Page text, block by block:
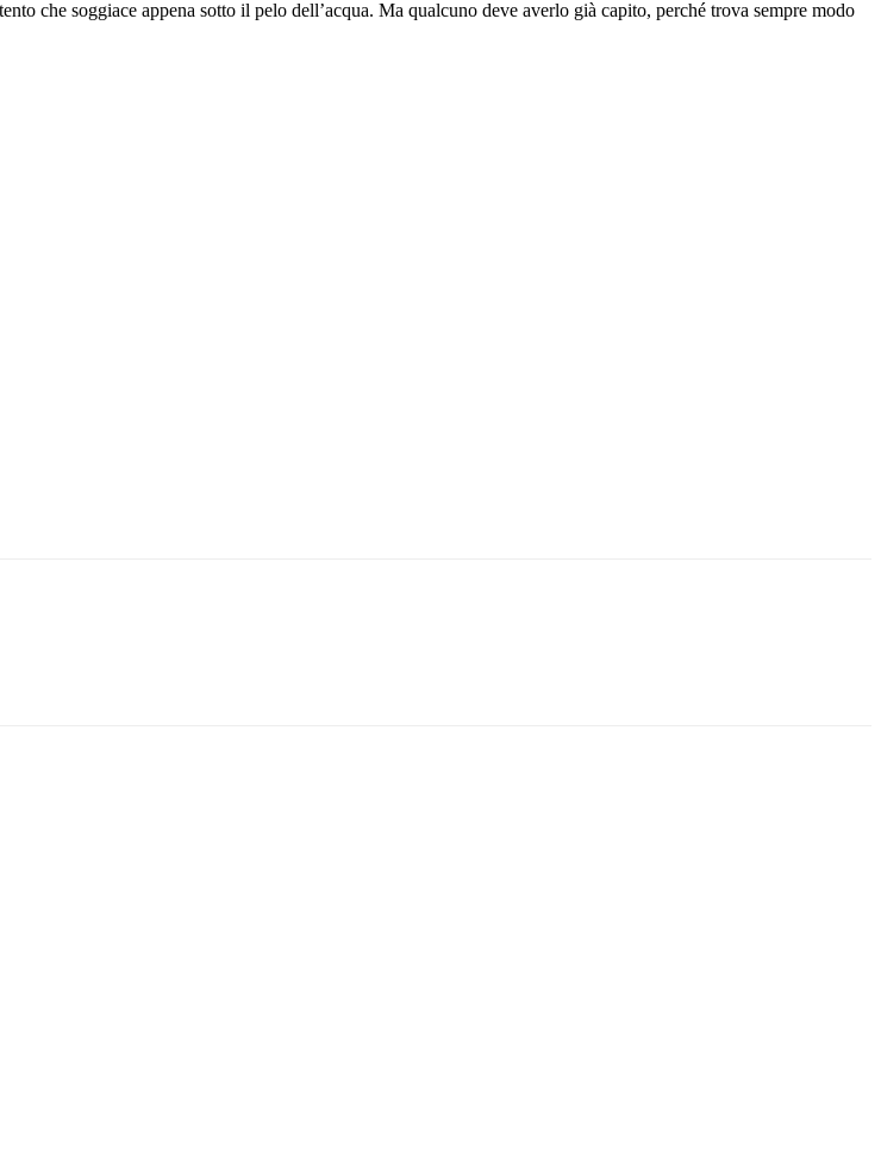
che soggiace appena sotto il pelo dell’acqua. Ma qualcuno deve averlo già capito, perché trova sempre modo